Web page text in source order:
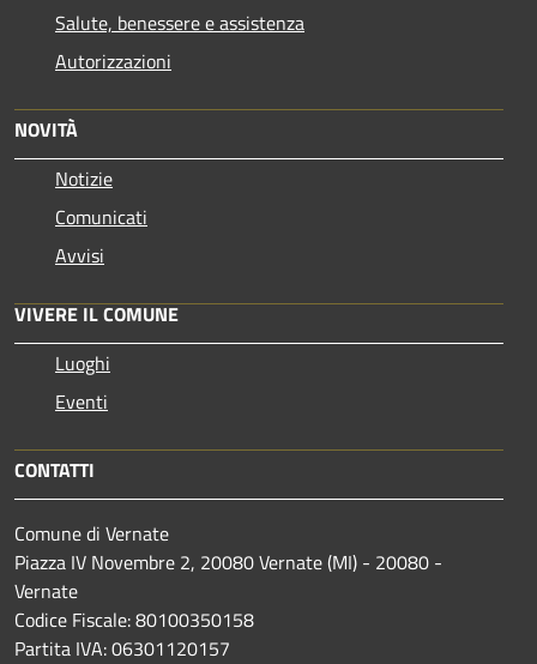
Salute, benessere e assistenza
Autorizzazioni
NOVITÀ
Notizie
Comunicati
Avvisi
VIVERE IL COMUNE
Luoghi
Eventi
CONTATTI
Comune di Vernate
Piazza IV Novembre 2, 20080 Vernate (MI) - 20080 -
Vernate
Codice Fiscale: 80100350158
Partita IVA: 06301120157